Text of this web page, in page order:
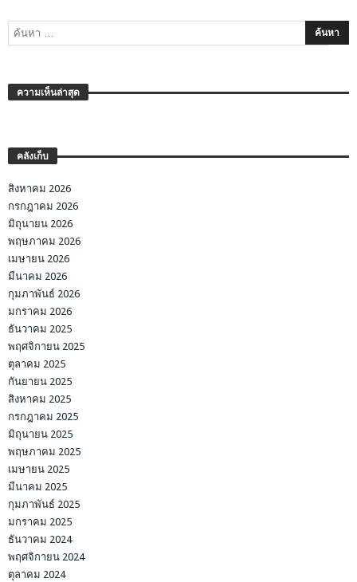
ความเห็นล่าสุด
คลังเก็บ
สิงหาคม 2026
กรกฎาคม 2026
มิถุนายน 2026
พฤษภาคม 2026
เมษายน 2026
มีนาคม 2026
กุมภาพันธ์ 2026
มกราคม 2026
ธันวาคม 2025
พฤศจิกายน 2025
ตุลาคม 2025
กันยายน 2025
สิงหาคม 2025
กรกฎาคม 2025
มิถุนายน 2025
พฤษภาคม 2025
เมษายน 2025
มีนาคม 2025
กุมภาพันธ์ 2025
มกราคม 2025
ธันวาคม 2024
พฤศจิกายน 2024
ตุลาคม 2024